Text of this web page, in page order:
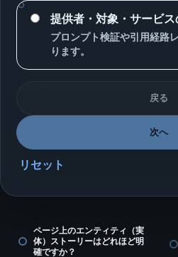
提供者・対象・サービ
プロンプト検証や引用経路
ります。
戻る
次へ
リセット
ページ上のエンティティ（実
体）ストーリーはどれほど明
確ですか？